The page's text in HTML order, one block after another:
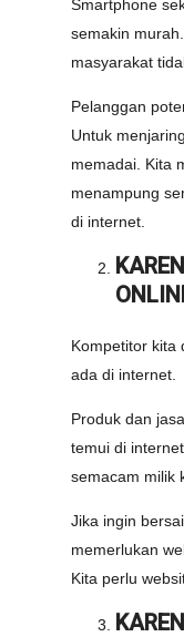
Smartphone
semakin
masyarakat
Pelanggan
Untuk
memadai. Kita
menampung
di internet.
Kompetitor kita
ada di internet.
Produk dan
temui di
semacam milik
Jika ingin
memerlukan
Kita perlu